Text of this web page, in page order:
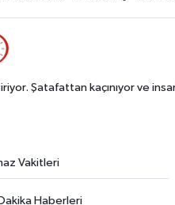
Şatafattan kaçınıyor ve
Vakitleri
Haberleri